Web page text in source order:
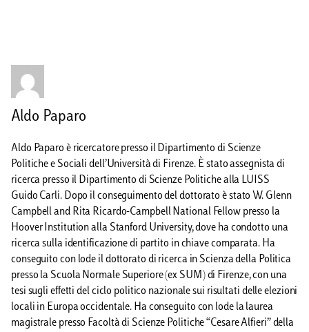
Aldo Paparo
Aldo Paparo è ricercatore presso il Dipartimento di Scienze
Politiche e Sociali dell’Università di Firenze. È stato assegnista di
ricerca presso il Dipartimento di Scienze Politiche alla LUISS
Guido Carli. Dopo il conseguimento del dottorato è stato W. Glenn
Campbell and Rita Ricardo-Campbell National Fellow presso la
Hoover Institution alla Stanford University, dove ha condotto una
ricerca sulla identificazione di partito in chiave comparata. Ha
conseguito con lode il dottorato di ricerca in Scienza della Politica
presso la Scuola Normale Superiore (ex SUM) di Firenze, con una
tesi sugli effetti del ciclo politico nazionale sui risultati delle elezioni
locali in Europa occidentale. Ha conseguito con lode la laurea
magistrale presso Facoltà di Scienze Politiche “Cesare Alfieri” della